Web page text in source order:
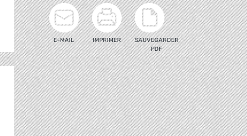
E-MAIL IMPRIMER
SAUVEGARDER
PDF